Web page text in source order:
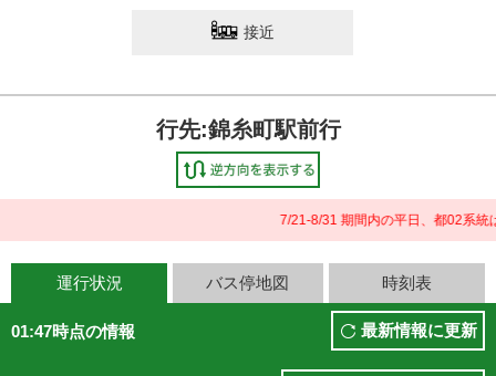
接近
行先:錦糸町駅前行
7/21-8/31 期間内の平日、都02系統
運行状況 バス停地図 時刻表
01:47時点の情報 最新情報に更新